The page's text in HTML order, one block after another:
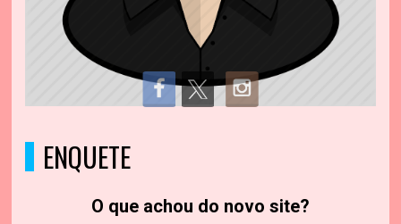
ENQUETE
O que achou do novo site?